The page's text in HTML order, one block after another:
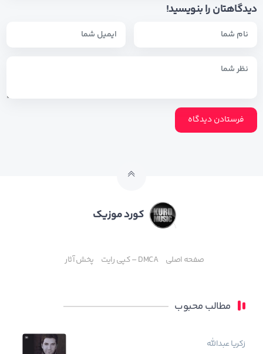
دیدگاهتان را بنویسید!
کورد موزیک
صفحه اصلی DMCA – کپی رایت پخش آثار
مطالب محبوب
زکریا عبدالله